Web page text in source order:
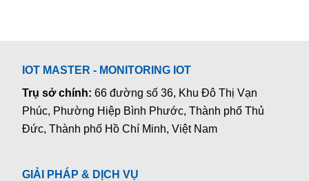
IOT MASTER - MONITORING IOT
Trụ sở chính:66 đường số 36, Khu Đô Thị Vạn
Phúc, Phường Hiệp Bình Phước, Thành phố Thủ
Đức, Thành phố Hồ Chí Minh, Việt Nam
GIẢI PHÁP & DỊCH VỤ